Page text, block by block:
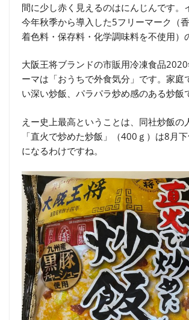
間に少し赤く見えるのはにんじんです。
今年秋季から導入した5フリーマーク（
着色料・保存料・化学調味料を不使用）
大阪王将ブランドの市販用冷凍食品
ーマは「おうちで外食気分」です。家庭
い深い炒飯、パラパラ炒め感のある炒飯
えー史上最高ということは、同社炒飯の
「直火で炒めた炒飯」（400ｇ）は8月
になるわけですね。